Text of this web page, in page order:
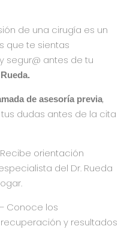
de una cirugía es un
que te sientas
segur@ antes de tu
de asesoría previa,
dudas antes de la cita
orientación
del Dr. Rueda
Conoce los
y resultados